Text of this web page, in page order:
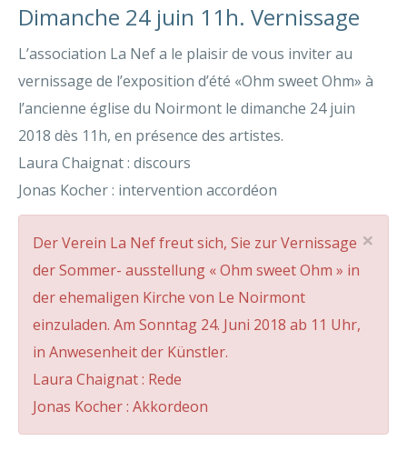
Dimanche 24 juin 11h. Vernissage
L’association La Nef a le plaisir de vous inviter au
vernissage de l’exposition d’été «Ohm sweet Ohm» à
l’ancienne église du Noirmont le dimanche 24 juin
2018 dès 11h, en présence des artistes.
Laura Chaignat : discours
Jonas Kocher : intervention accordéon
×
Der Verein La Nef freut sich, Sie zur Vernissage
der Sommer- ausstellung « Ohm sweet Ohm » in
der ehemaligen Kirche von Le Noirmont
einzuladen. Am Sonntag 24. Juni 2018 ab 11 Uhr,
in Anwesenheit der Künstler.
Laura Chaignat : Rede
Jonas Kocher : Akkordeon